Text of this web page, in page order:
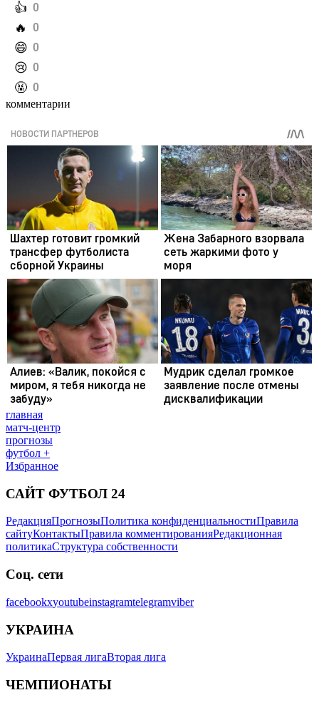
️👍 0
️🔥 0
️😄 0
️😢 0
️🤬 0
комментарии
главная
матч-центр
прогнозы
футбол +
Избранное
САЙТ ФУТБОЛ 24
РедакцияПрогнозыПолитика конфиденциальностиПравила
сайтуКонтактыПравила комментированияРедакционная
политикаСтруктура собственности
Соц. сети
facebookxyoutubeinstagramtelegramviber
УКРАИНА
УкраинаПервая лигаВторая лига
ЧЕМПИОНАТЫ